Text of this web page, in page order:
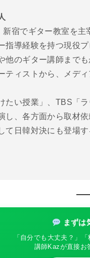
新宿でギター教室を
指導経験を持つ現役プ
他のギター講師まで
ティストから、メデ
たい授業」、TBS「
し、各方面から取材
て日韓対決にも登場
まずは
「自分でも大丈夫？」
講師Kazが直接お